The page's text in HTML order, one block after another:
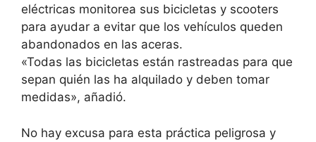
eléctricas monitorea sus bicicletas y scooters
para ayudar a evitar que los vehículos queden
abandonados en las aceras.
«Todas las bicicletas están rastreadas para que
sepan quién las ha alquilado y deben tomar
medidas», añadió.
No hay excusa para esta práctica peligrosa y